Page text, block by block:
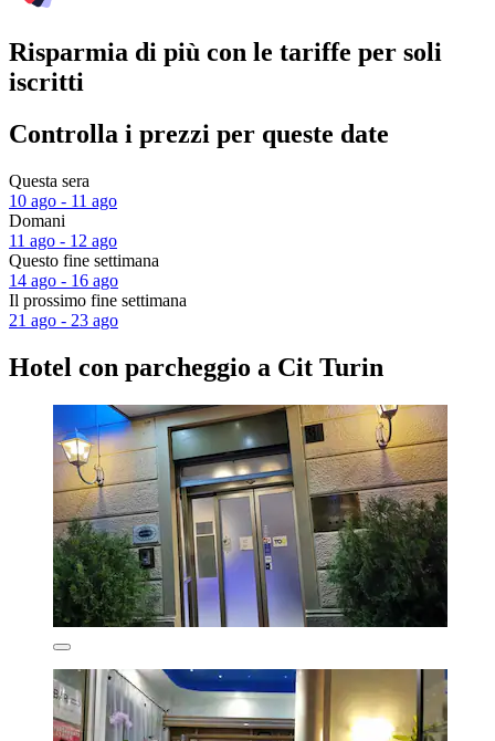
Risparmia di più con le tariffe per soli
iscritti
Controlla i prezzi per queste date
Questa sera
10 ago - 11 ago
Domani
11 ago - 12 ago
Questo fine settimana
14 ago - 16 ago
Il prossimo fine settimana
21 ago - 23 ago
Hotel con parcheggio a Cit Turin